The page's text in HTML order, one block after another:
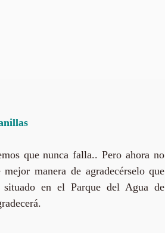
que nunca falla.. Pero ahora no
manera de agradecérselo que
en el Parque del Agua de